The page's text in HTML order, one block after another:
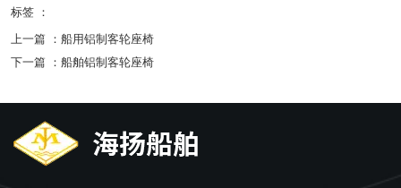
标签 ：
上一篇 ： 船用铝制客轮座椅
下一篇 ： 船舶铝制客轮座椅